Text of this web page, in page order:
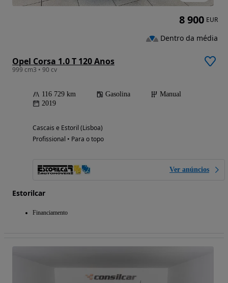
Opel Corsa 1.0 T 120 Anos
999 cm3 • 90 cv
116 729 km Gasolina
Manual
2019
Cascais e Estoril (Lisboa)
Profissional • Para o topo
Ver anúncios
Estorilcar
Financiamento
8 900 EUR
Dentro da média